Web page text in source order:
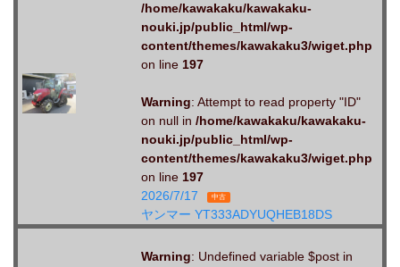
/home/kawakaku/kawakaku-
nouki.jp/public_html/wp-
content/themes/kawakaku3/wiget.php
on line 197
Warning: Attempt to read property "ID"
on null in /home/kawakaku/kawakaku-
nouki.jp/public_html/wp-
content/themes/kawakaku3/wiget.php
on line 197
2026/7/17
中古
ヤンマー YT333ADYUQHEB18DS
Warning: Undefined variable $post in